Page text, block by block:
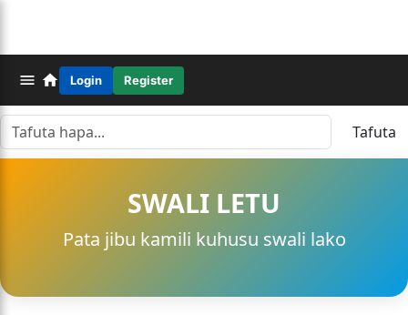
Login Register
Tafuta
SWALI LETU
Pata jibu kamili kuhusu swali lako